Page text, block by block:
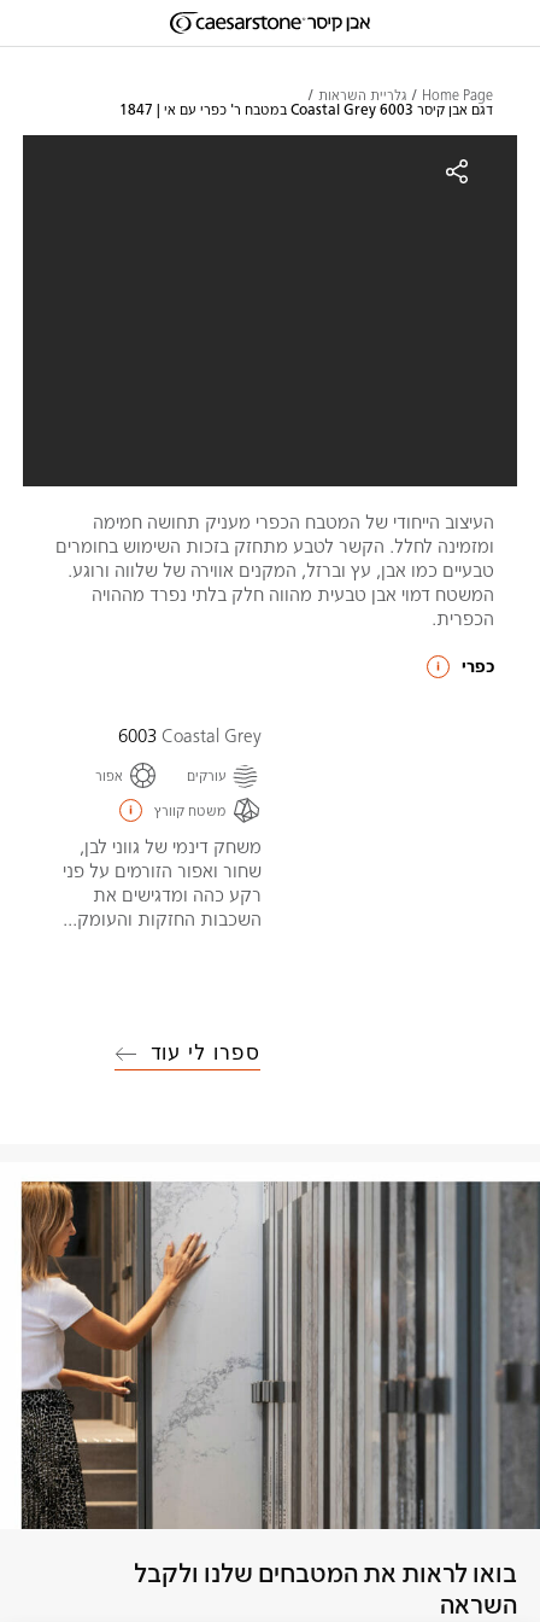
Home Page
גלריית השראות
דגם אבן קיסר 6003 Coastal Grey במטבח ר' כפרי עם אי | 1847
דגם אבן קיסר 6003 Coastal Grey במטבח ר' כפרי עם אי | 1847
העיצוב הייחודי של המטבח הכפרי מעניק תחושה חמימה
ומזמינה לחלל. הקשר לטבע מתחזק בזכות השימוש בחומרים
טבעיים כמו אבן, עץ וברזל, המקנים אווירה של שלווה ורוגע.
המשטח דמוי אבן טבעית מהווה חלק בלתי נפרד מההויה
הכפרית.
כפרי
6003 Coastal Grey
עורקים
אפור
משטח קוורץ
משחק דינמי של גווני לבן,
שחור ואפור הזורמים על פני
רקע כהה ומדגישים את
השכבות החזקות והעומק...
ספרו לי עוד
בואו לראות את המטבחים שלנו ולקבל
השראה